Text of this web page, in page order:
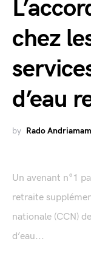
chez
d’eau
by Rado
Un avenant n°1
retraite
nationale (CCN)
d’eau...